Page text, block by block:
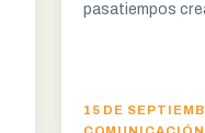
pasatiempos
15 DE